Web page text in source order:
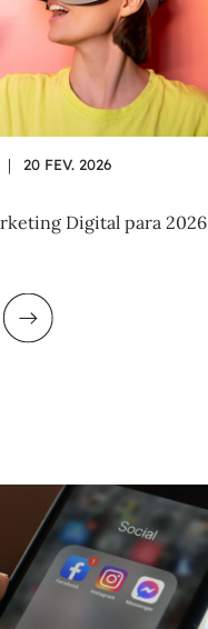
| 20 FEV. 2026
Digital para 2026